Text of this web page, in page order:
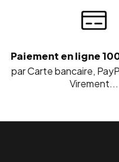
Paiement en ligne
par Carte bancaire,
Virement...